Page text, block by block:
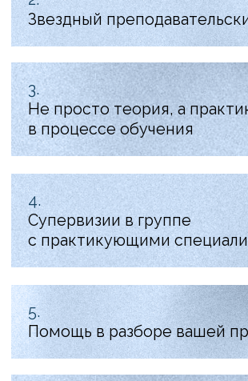
Программа курса
53 видео-
урока
каждый урок
по 2−3 часа